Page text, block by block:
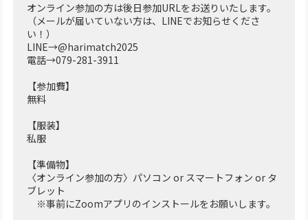
オンライン参加の方は後日参加URLをお送りいたします。
（メールが届いていない方は、LINEでお知らせくださ
い！）
LINE→@harimatch2025
電話→079-281-3911
【参加費】
無料
【服装】
私服
【準備物】
〈オンライン参加の方〉パソコン or スマートフォン or タ
ブレット
※事前にZoomアプリのインストールをお願いします。